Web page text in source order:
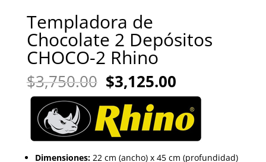
Templadora de
Chocolate 2 Depósitos
CHOCO-2 Rhino
$3,750.00 El
precio
original
era:
$3,750.00.
$3,125.00El
precio
actual
es:
$3,125.00.
Dimensiones:22 cm (ancho) x 45 cm (profundidad)